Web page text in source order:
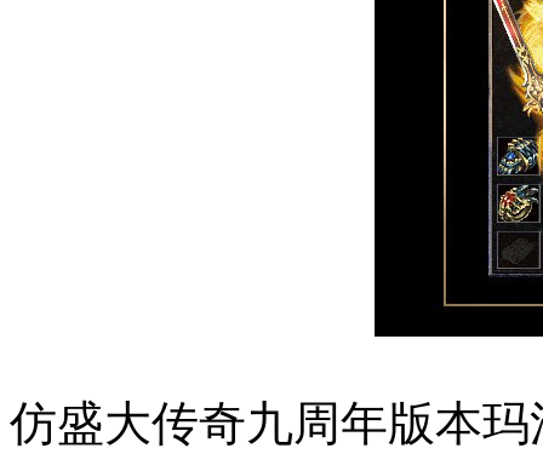
仿盛大传奇九周年版本